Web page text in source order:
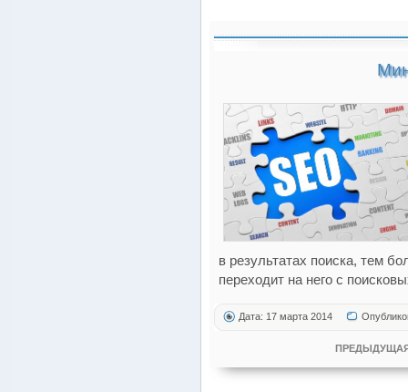
в результатах поиска, тем
переходит на него с
Дата: 17 марта 2014